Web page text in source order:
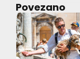
Povezano